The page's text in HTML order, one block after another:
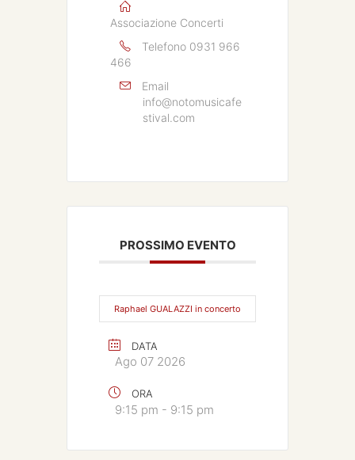
Associazione Concerti
Telefono 0931 966
466
Email
info@notomusicafe
stival.com
PROSSIMO EVENTO
Raphael GUALAZZI in concerto
DATA
Ago 07 2026
ORA
9:15 pm - 9:15 pm